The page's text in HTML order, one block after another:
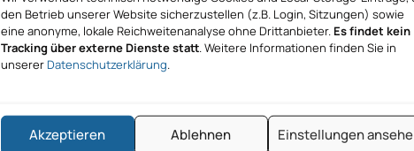
den Betrieb unserer Website sicherzustellen (z.B. Login, Sitzungen) sowie
eine anonyme, lokale Reichweitenanalyse ohne Drittanbieter. Es findet kein
Tracking über externe Dienste statt. Weitere Informationen finden Sie in
unserer Datenschutzerklärung.
Akzeptieren Ablehnen Einstellungen